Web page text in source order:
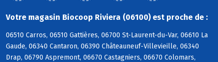
Votre magasin Biocoop Riviera (06100) est proche de :
06510 Carros, 06510 Gattières, 06700 St-Laurent-du-Var, 06610 La
Gaude, 06340 Cantaron, 06390 Châteauneuf-Villevieille, 06340
Drap, 06790 Aspremont, 06670 Castagniers, 06670 Colomars,